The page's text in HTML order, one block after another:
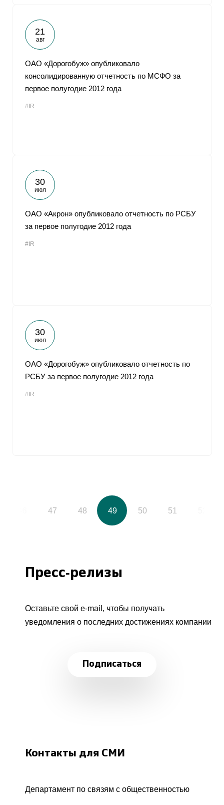
21
авг
ОАО «Дорогобуж» опубликовало
консолидированную отчетность по МСФО за
первое полугодие 2012 года
#IR
30
июл
ОАО «Акрон» опубликовало отчетность по РСБУ
за первое полугодие 2012 года
#IR
30
июл
ОАО «Дорогобуж» опубликовало отчетность по
РСБУ за первое полугодие 2012 года
#IR
47 48 49 50 51
Пресс-релизы
Оставьте свой e-mail, чтобы получать
уведомления о последних достижениях компании
Подписаться
Контакты для СМИ
Департамент по связям с общественностью